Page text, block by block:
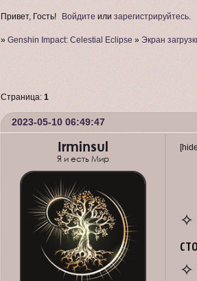
Привет, Гость! Войдите или зарегистрируйтесь.
» Genshin Impact: Celestial Eclipse » Экран
Страница: 1
2023-05-10 06:49:47
Irminsul
Я и есть Мир
✧
✧